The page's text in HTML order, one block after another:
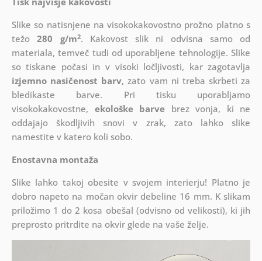
Slike so natisnjene na visokokakovostno prožno platno s
težo280 g/m2. Kakovost slik ni odvisna samo od
materiala, temveč tudi od uporabljene tehnologije. Slike
so tiskane počasi in v visoki ločljivosti, kar zagotavlja
izjemno nasičenost barv, zato vam ni treba skrbeti za
bledikaste barve. Pri tisku uporabljamo
visokokakovostne, ekološke barve brez vonja, ki ne
oddajajo škodljivih snovi v zrak, zato lahko slike
namestite v katero koli sobo.
Enostavna montaža
Slike lahko takoj obesite v svojem interierju! Platno je
dobro napeto na močan okvir debeline 16 mm. K slikam
priložimo 1 do 2 kosa obešal (odvisno od velikosti), ki jih
preprosto pritrdite na okvir glede na vaše želje.